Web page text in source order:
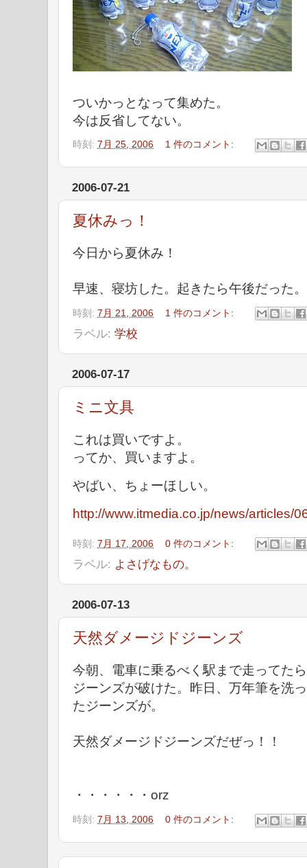
ついかっとなって集めた。
今は反省してない。
時刻: 7月 25, 2006 1 件のコメント:
2006-07-21
夏休みっ！
今日から夏休み！
早速、寝坊した。起きたら午後だった。
時刻: 7月 21, 2006 1 件のコメント:
ラベル: 学校
2006-07-17
ミニ文具
これは買いですよ。
ってか、買いますよ。
やばい、ちょーほしい。
http://www.itmedia.co.jp/news/articles/
時刻: 7月 17, 2006 0 件のコメント:
ラベル: よさげなもの。
2006-07-13
天然ダメージドジーンズ
今朝、電車に乗るべく駅まで走ってた
ジーンズが破けた。昨日、万年筆を洗
たジーンズが。
天然ダメージドジーンズだぜっ！！
・・・・・・orz
時刻: 7月 13, 2006 0 件のコメント: